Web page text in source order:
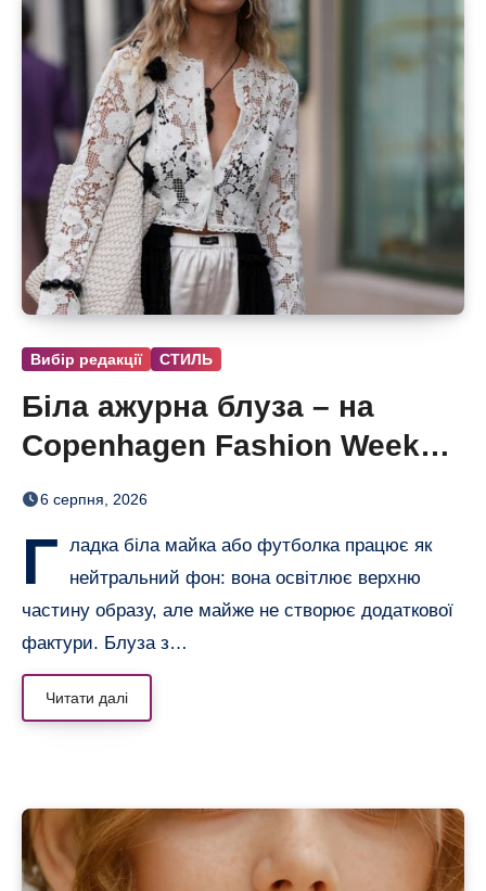
Вибір редакції СТИЛЬ
Біла ажурна блуза – на
Copenhagen Fashion Week
показали тренд цього літа
6 серпня, 2026
Г ладка біла майка або футболка працює як
нейтральний фон: вона освітлює верхню
частину образу, але майже не створює додаткової
фактури. Блуза з…
Читати далі